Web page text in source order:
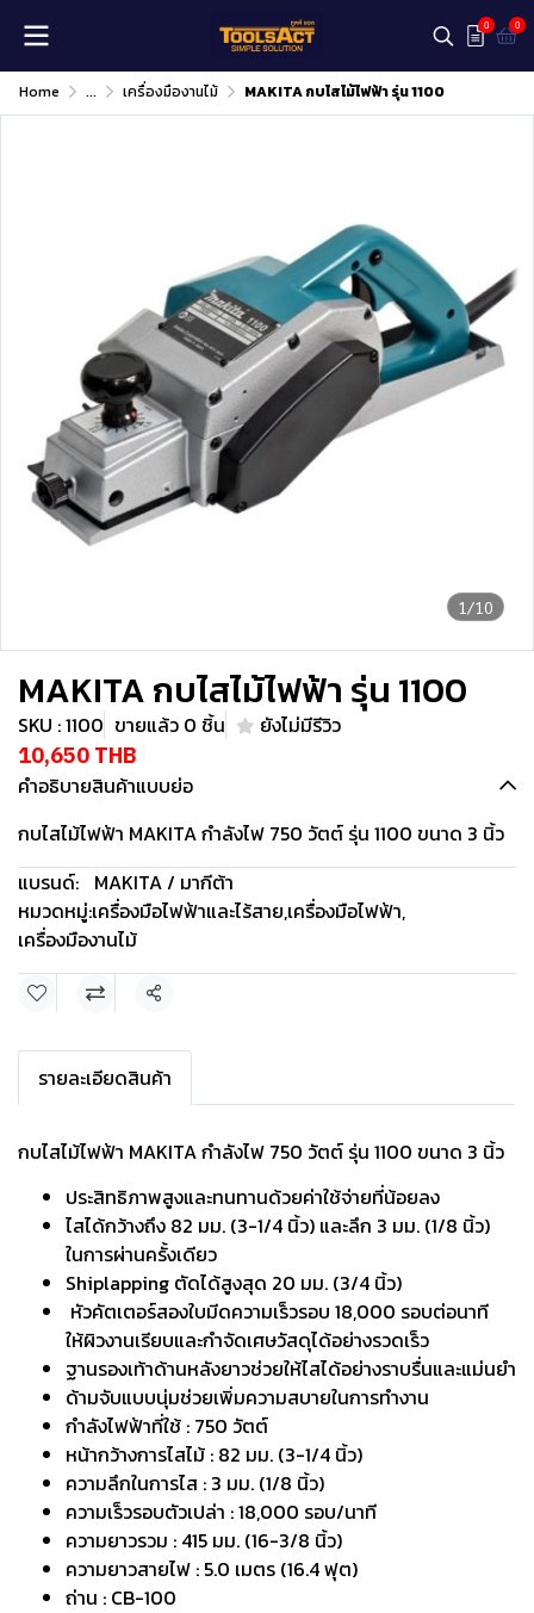
0 0
Home ... เครื่องมืองานไม้ MAKITA กบไสไม้ไฟฟ้า รุ่น 1100
1/10
MAKITA กบไสไม้ไฟฟ้า รุ่น 1100
SKU : 1100 ขายแล้ว 0 ชิ้น ยังไม่มีรีวิว
10,650 THB
คำอธิบายสินค้าแบบย่อ
กบไสไม้ไฟฟ้า MAKITA กำลังไฟ 750 วัตต์ รุ่น 1100 ขนาด 3 นิ้ว
แบรนด์: MAKITA / มากีต้า
หมวดหมู่:เครื่องมือไฟฟ้าและไร้สาย,เครื่องมือไฟฟ้า,
เครื่องมืองานไม้
แชร์
รายละเอียดสินค้า
กบไสไม้ไฟฟ้า MAKITA กำลังไฟ 750 วัตต์ รุ่น 1100 ขนาด 3 นิ้ว
ประสิทธิภาพสูงและทนทานด้วยค่าใช้จ่ายที่น้อยลง
ไสได้กว้างถึง 82 มม. (3-1/4 นิ้ว) และลึก 3 มม. (1/8 นิ้ว)
ในการผ่านครั้งเดียว
Shiplapping ตัดได้สูงสุด 20 มม. (3/4 นิ้ว)
หัวคัตเตอร์สองใบมีดความเร็วรอบ 18,000 รอบต่อนาที
ให้ผิวงานเรียบและกำจัดเศษวัสดุได้อย่างรวดเร็ว
ฐานรองเท้าด้านหลังยาวช่วยให้ไสได้อย่างราบรื่นและแม่นยำ
ด้ามจับแบบนุ่มช่วยเพิ่มความสบายในการทำงาน
กำลังไฟฟ้าที่ใช้ : 750 วัตต์
หน้ากว้างการไสไม้ : 82 มม. (3-1/4 นิ้ว)
ความลึกในการไส : 3 มม. (1/8 นิ้ว)
ความเร็วรอบตัวเปล่า : 18,000 รอบ/นาที
ความยาวรวม : 415 มม. (16-3/8 นิ้ว)
ความยาวสายไฟ : 5.0 เมตร (16.4 ฟุต)
ถ่าน : CB-100